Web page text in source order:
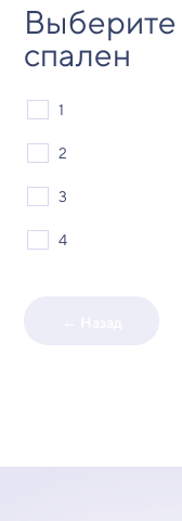
Выберите
спален
1
2
3
4